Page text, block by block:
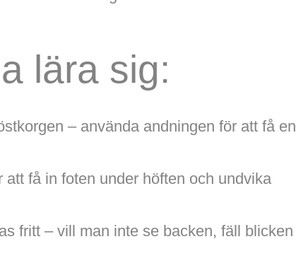
lära sig:
– använda andningen för att få en
få in foten under höften och undvika
fritt – vill man inte se backen, fäll blicken